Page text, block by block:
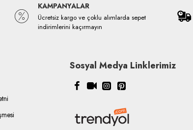
KAMPANYALAR
Ücretsiz kargo ve çoklu alımlarda sepet
indirimlerini kaçırmayın
Sosyal Medya Linklerimiz